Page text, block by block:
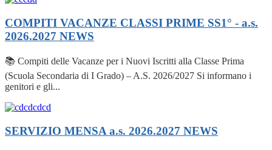
COMPITI VACANZE CLASSI PRIME SS1° - a.s.
2026.2027 NEWS
📚 Compiti delle Vacanze per i Nuovi Iscritti alla Classe Prima
(Scuola Secondaria di I Grado) – A.S. 2026/2027 Si informano i
genitori e gli...
SERVIZIO MENSA a.s. 2026.2027 NEWS